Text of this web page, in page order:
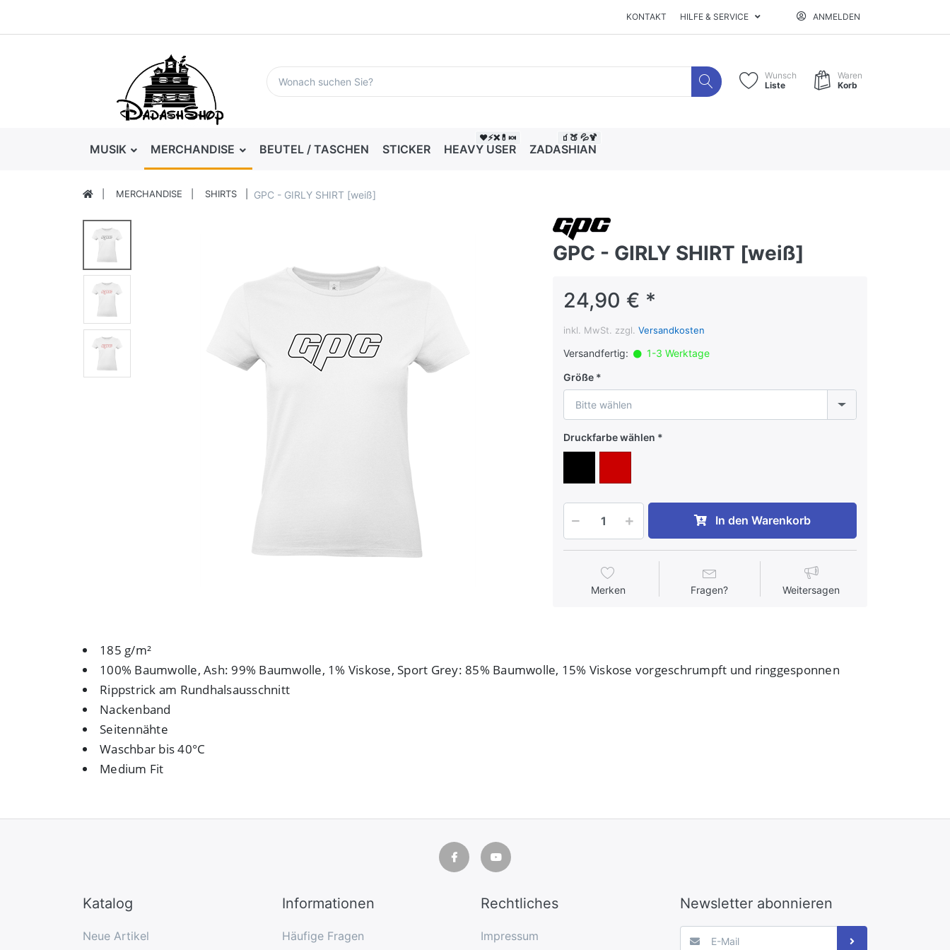
KONTAKT HILFE & SERVICE ANMELDEN
Wunsch
Liste
Waren
Korb
MUSIK MERCHANDISE BEUTEL / TASCHEN STICKER HEAVY USER
❤️⚡❌💊🍬
ZADASHIAN
🧃🍑 💦🍹
MERCHANDISE SHIRTS GPC - GIRLY SHIRT [weiß]
GPC - GIRLY SHIRT [weiß]
24,90 € *
inkl. MwSt. zzgl. Versandkosten
Versandfertig:
1-3 Werktage
Größe
Bitte wählen
Druckfarbe wählen
In den Warenkorb
Merken Fragen? Weitersagen
185 g/m²
100% Baumwolle, Ash: 99% Baumwolle, 1% Viskose, Sport Grey: 85% Baumwolle, 15% Viskose vorgeschrumpft und ringgesponnen
Rippstrick am Rundhalsausschnitt
Nackenband
Seitennähte
Waschbar bis 40°C
Medium Fit
Katalog
Neue Artikel
Informationen
Häufige Fragen
Rechtliches
Impressum
Newsletter abonnieren